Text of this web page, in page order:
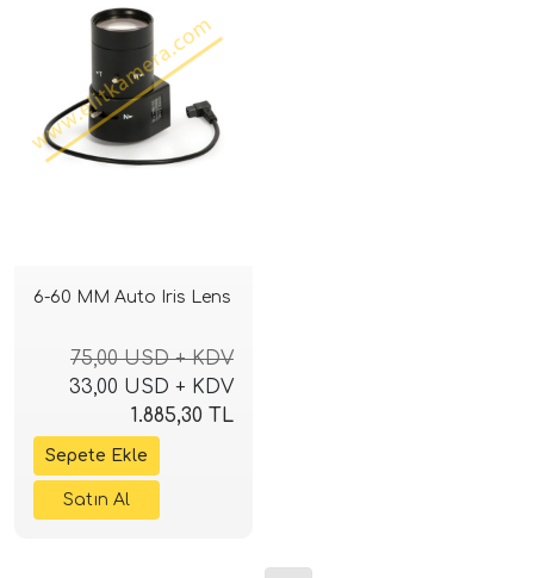
6-60 MM Auto Iris Lens
75,00 USD + KDV
33,00 USD + KDV
1.885,30 TL